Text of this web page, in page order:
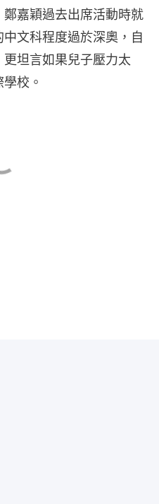
嘉穎過去出席活動時就
文科程度過於深奧，自
坦言如果兒子壓力太
校。